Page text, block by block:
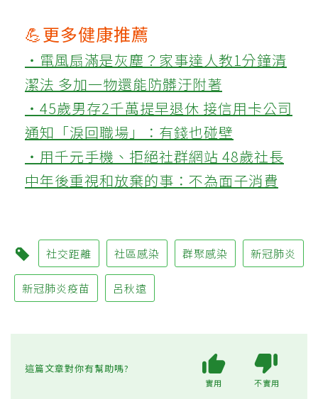
💪更多健康推薦
‧電風扇滿是灰塵？家事達人教1分鐘清
潔法 多加一物還能防髒汙附著
‧45歲男存2千萬提早退休 接信用卡公司
通知「淚回職場」：有錢也碰壁
‧用千元手機、拒絕社群網站 48歲社長
中年後重視和放棄的事：不為面子消費
社交距離 社區感染 群聚感染 新冠肺炎
新冠肺炎疫苗 呂秋遠
這篇文章對你有幫助嗎?
實用 不實用